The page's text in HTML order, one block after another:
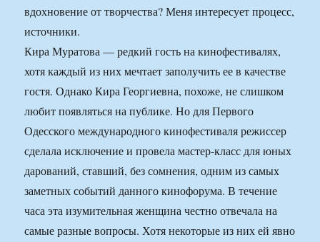
вдохновение от творчества? Меня интересует процесс,
источники.
Кира Муратова — редкий гость на кинофестивалях,
хотя каждый из них мечтает заполучить ее в качестве
гостя. Однако Кира Георгиевна, похоже, не слишком
любит появляться на публике. Но для Первого
Одесского международного кинофестиваля режиссер
сделала исключение и провела мастер-класс для юных
дарований, ставший, без сомнения, одним из самых
заметных событий данного кинофорума. В течение
часа эта изумительная женщина честно отвечала на
самые разные вопросы. Хотя некоторые из них ей явно